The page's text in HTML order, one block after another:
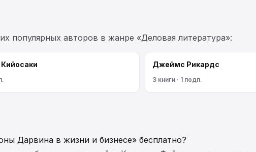
популярных авторов в жанре «Деловая литература»:
Джеймс Рикардс
3 книги · 1 подп.
Дарвина в жизни и бизнесе» бесплатно?